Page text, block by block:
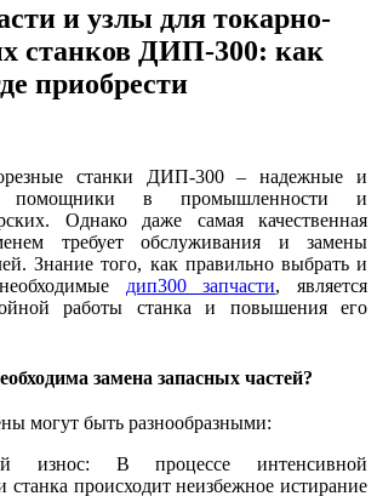
и узлы для токарно-
станков ДИП-300: как
приобрести
станки ДИП-300 – надежные и
помощники в промышленности и
Однако даже самая качественная
требует обслуживания и замены
Знание того, как правильно выбрать и
дип300 запчасти, является
работы станка и повышения его
замена запасных частей?
могут быть разнообразными:
износ: В процессе интенсивной
станка происходит неизбежное истирание